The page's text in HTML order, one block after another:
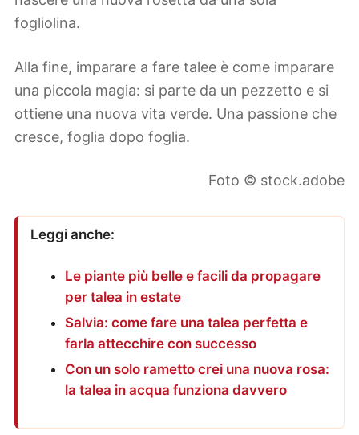
fogliolina.
Alla fine, imparare a fare talee è come imparare
una piccola magia: si parte da un pezzetto e si
ottiene una nuova vita verde. Una passione che
cresce, foglia dopo foglia.
Foto © stock.adobe
Leggi anche:
Le piante più belle e facili da propagare
per talea in estate
Salvia: come fare una talea perfetta e
farla attecchire con successo
Con un solo rametto crei una nuova rosa:
la talea in acqua funziona davvero